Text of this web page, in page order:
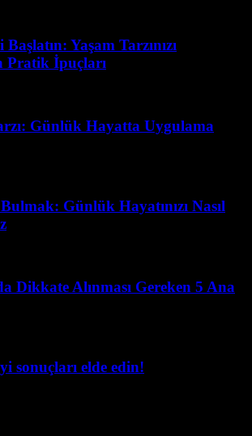
Yaşam Tarzınızı
Pratik İpuçları
Günlük Hayatta Uygulama
Günlük Hayatınızı Nasıl
Dikkate Alınması Gereken 5 Ana
sonuçları elde edin!